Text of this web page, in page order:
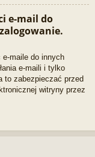
e-mail do
e-maile do innych
e-maili i tylko
to zabezpieczać przed
witryny przez